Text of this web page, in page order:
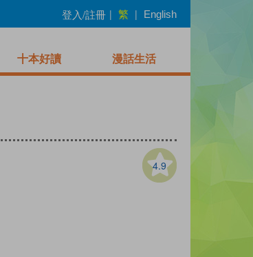
登入/註冊 | 繁 | English
十本好讀 漫話生活
4.9